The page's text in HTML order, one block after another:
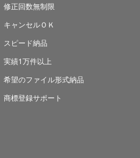
修正回数無制限
キャンセルＯＫ
スピード納品
実績1万件以上
希望のファイル形式納品
商標登録サポート